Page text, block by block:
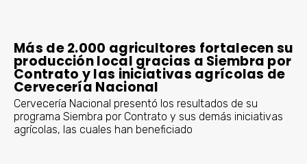
Más de 2.000 agricultores fortalecen su
producción local gracias a Siembra por
Contrato y las iniciativas agrícolas de
Cervecería Nacional
Cervecería Nacional presentó los resultados de su
programa Siembra por Contrato y sus demás iniciativas
agrícolas, las cuales han beneficiado